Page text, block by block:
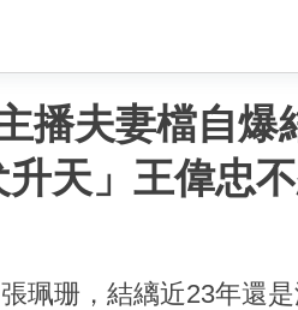
播夫妻檔自
天」王偉忠
珮珊，結縭近23年還